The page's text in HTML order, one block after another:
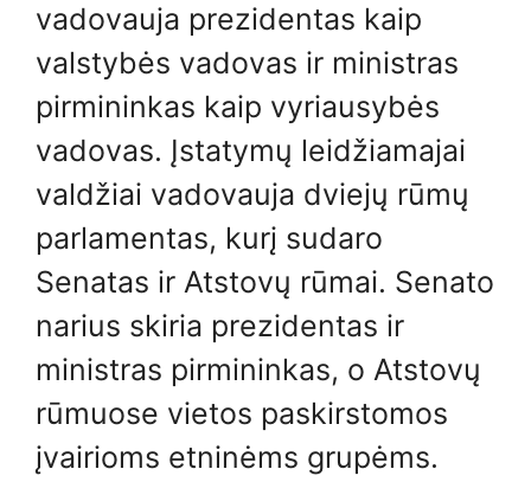
vadovauja prezidentas kaip
valstybės vadovas ir ministras
pirmininkas kaip vyriausybės
vadovas. Įstatymų leidžiamajai
valdžiai vadovauja dviejų rūmų
parlamentas, kurį sudaro
Senatas ir Atstovų rūmai. Senato
narius skiria prezidentas ir
ministras pirmininkas, o Atstovų
rūmuose vietos paskirstomos
įvairioms etninėms grupėms.